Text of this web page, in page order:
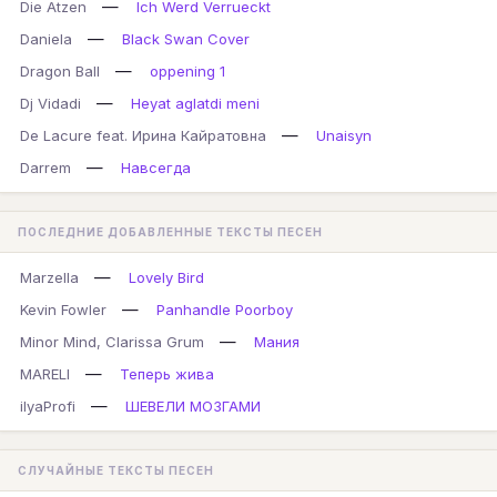
Die Atzen
—
Ich Werd Verrueckt
Daniela
—
Black Swan Cover
Dragon Ball
—
oppening 1
Dj Vidadi
—
Heyat aglatdi meni
De Lacure feat. Ирина Кайратовна
—
Unaisyn
Darrem
— Навсегда
ПОСЛЕДНИЕ ДОБАВЛЕННЫЕ ТЕКСТЫ ПЕСЕН
Marzella —
Lovely Bird
Kevin Fowler
—
Panhandle Poorboy
Minor Mind, Clarissa Grum
—
Мания
MARELI
—
Теперь жива
ilyaProfi
— ШЕВЕЛИ МОЗГАМИ
СЛУЧАЙНЫЕ ТЕКСТЫ ПЕСЕН